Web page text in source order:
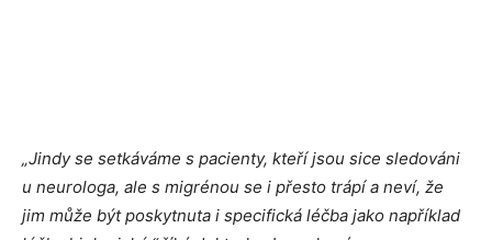
„Jindy se setkáváme s pacienty, kteří jsou sice sledováni
u neurologa, ale s migrénou se i přesto trápí a neví, že
jim může být poskytnuta i specifická léčba jako například